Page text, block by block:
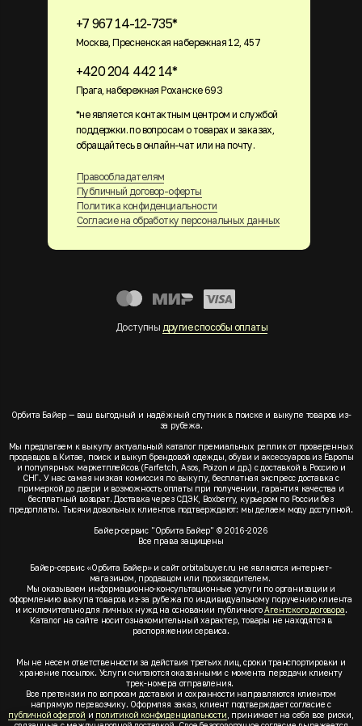
+7 967 14-12-735*
Москва, Пресненская набережная 12, 457
+420 204 442 14*
Прага, набережная Роханске 693
Правообладателям
Публичный договор-оферты
Политика конфиденциальности
Согласие на обработку персональных данных
Доступны другие способы оплаты
*не является контактным центром и службой
поддержки. по вопросам о товарах и заказах,
обращайтесь в онлайн-чат или на почту.
Орбита Байер — ваш выгодный и надёжный спутник в поиске и выкупе товаров из-
за рубежа.
Мы предлагаем к выкупу актуальный каталог премиальных реплик от проверенных
продавцов в Китае, поиск и выкуп брендовой одежды, обуви и аксессуаров из Европы
и популярных маркетплейсов (Farfetch, Asos, Poizon и др.) с доставкой в Россию и
СНГ. У нас самая низкая комиссия по выкупу, бесплатная экспресс доставка с
примеркой до двери и возможность оплаты при получении, гарантия качества и
бесплатный возврат. Доставка через СДЭК, Boxberry, курьером по России без
предоплаты. Тысячи довольных клиентов подтверждают: мы делаем моду доступной.
Байер-сервис "Орбита Байер" © 2016-2026
Все права защищены
Байер-сервис «Орбита Байер» и сайт orbitabuyer.ru не являются интернет-
магазином, продавцом или производителем.
Мы оказываем информационно-консультационные услуги по организации и
оформлению выкупа товаров из-за рубежа по индивидуальному поручению клиента
и исключительно для личных нужд на основании публичногоАгентского договора.
Каталог на сайте носит ознакомительный характер, товары не находятся в
распоряжении сервиса.
Мы не несем ответственности за действия третьих лиц, сроки транспортировки и
хранение посылок. Услуги считаются оказанными с момента передачи клиенту
трек-номера отправления.
Все претензии по вопросам доставки и сохранности направляются клиентом
напрямую перевозчику. Оформляя заказ, клиент подтверждает согласие с
публичной офертой и политикой конфиденциальности , принимает на себя все риски,